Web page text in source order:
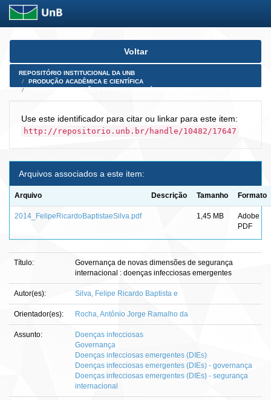
Skip
Voltar
REPOSITÓRIO INSTITUCIONAL DA UNB
PRODUÇÃO ACADÊMICA E CIENTÍFICA
Use este identificador para citar ou linkar para este item:
http://repositorio.unb.br/handle/10482/17647
Arquivos associados a este item:
Arquivo Descrição Tamanho Formato
2014_FelipeRicardoBaptistaeSilva.pdf 1,45 MB
Adobe
PDF
Título:
Governança de novas dimensões de segurança
internacional : doenças infecciosas emergentes
Autor(es): Silva, Felipe Ricardo Baptista e
Orientador(es): Rocha, Antônio Jorge Ramalho da
Assunto:
Doenças infecciosas
Governança
Doenças infecciosas emergentes (DIEs)
Doenças infecciosas emergentes (DIEs) - governança
Doenças infecciosas emergentes (DIEs) - segurança
internacional